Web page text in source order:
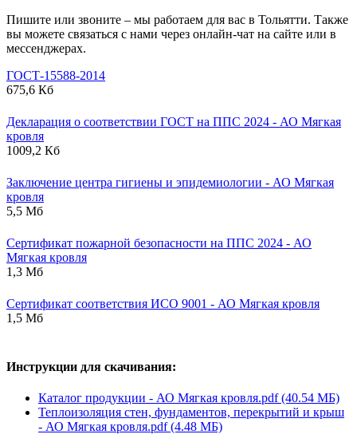
Пишите или звоните – мы работаем для вас в Тольятти. Также
вы можете связаться с нами через онлайн-чат на сайте или в
мессенджерах.
ГОСТ-15588-2014
675,6 Кб
Декларация о соответствии ГОСТ на ППС 2024 - АО Мягкая
кровля
1009,2 Кб
Заключение центра гигиены и эпидемиологии - АО Мягкая
кровля
5,5 Мб
Сертификат пожарной безопасности на ППС 2024 - АО
Мягкая кровля
1,3 Мб
Сертификат соответствия ИСО 9001 - АО Мягкая кровля
1,5 Мб
Инструкции для скачивания:
Каталог продукции - АО Мягкая кровля.pdf (40.54 МБ)
Теплоизоляция стен, фундаментов, перекрытий и крыш
- АО Мягкая кровля.pdf (4.48 МБ)